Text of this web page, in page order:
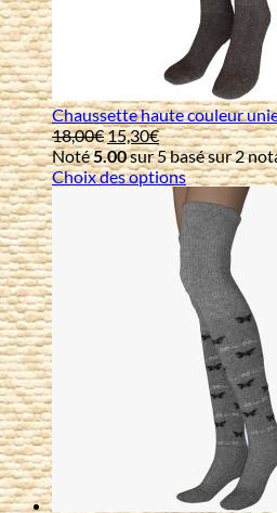
Chaussette haute couleur
18,00€Le
prix
initial
15,30€Le
prix
actuel
est :
15,30€.
Noté5.00sur 5 basé sur2
Choix des options